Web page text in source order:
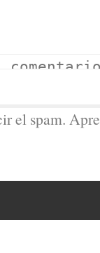
el spam.